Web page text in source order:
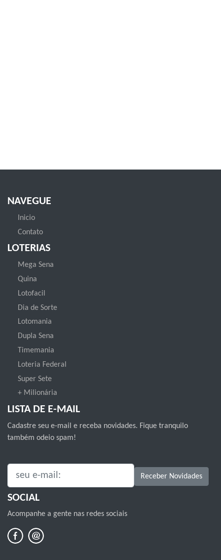
NAVEGUE
Inicio
Contato
LOTERIAS
Mega Sena
Quina
Lotofacil
Dia de Sorte
Lotomania
Dupla Sena
Timemania
Loteria Federal
Super Sete
+ Milionária
LISTA DE E-MAIL
Cadastre seu e-mail e receba novidades. Fique tranquilo
também odeio spam!
SEU E-MAIL: Receber Novidades
SOCIAL
Acompanhe a gente nas redes sociais